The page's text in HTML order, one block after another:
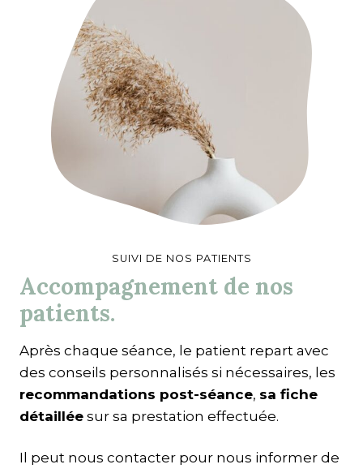
SUIVI DE NOS PATIENTS
Accompagnement de nos
patients.
Après chaque séance, le patient repart avec
des conseils personnalisés si nécessaires, les
recommandations post-séance, sa fiche
détaillée sur sa prestation effectuée.
Il peut nous contacter pour nous informer de